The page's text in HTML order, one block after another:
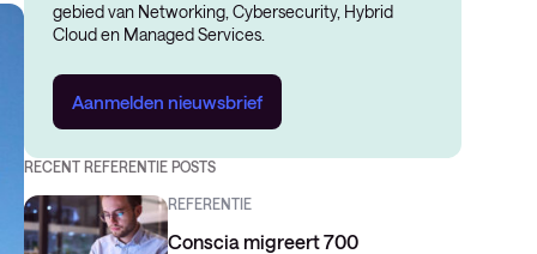
gebied van Networking, Cybersecurity, Hybrid
Cloud en Managed Services.
Aanmelden nieuwsbrief
RECENT REFERENTIE POSTS
REFERENTIE
Conscia migreert 700